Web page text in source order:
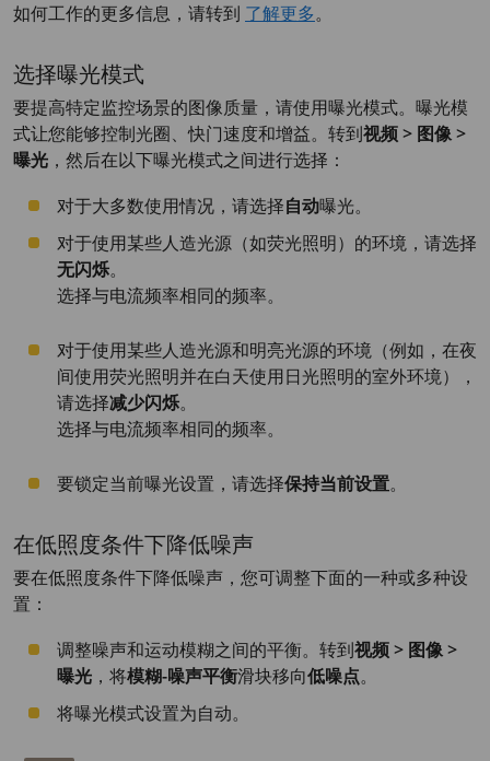
如何工作的更多信息，请转到 了解更多。
选择曝光模式
要提高特定监控场景的图像质量，请使用曝光模式。曝光模
式让您能够控制光圈、快门速度和增益。转到视频 > 图像 >
曝光 ，然后在以下曝光模式之间进行选择：
对于大多数使用情况，请选择自动曝光。
对于使用某些人造光源（如荧光照明）的环境，请选择
无闪烁。
选择与电流频率相同的频率。
对于使用某些人造光源和明亮光源的环境（例如，在夜
间使用荧光照明并在白天使用日光照明的室外环境），
请选择减少闪烁。
选择与电流频率相同的频率。
要锁定当前曝光设置，请选择保持当前设置。
在低照度条件下降低噪声
要在低照度条件下降低噪声，您可调整下面的一种或多种设
置：
调整噪声和运动模糊之间的平衡。转到视频 > 图像 >
曝光 ，将模糊-噪声平衡滑块移向低噪点。
将曝光模式设置为自动。